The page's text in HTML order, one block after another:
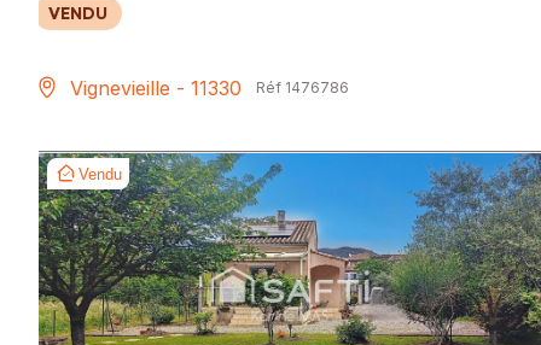
VENDU
Vignevieille - 11330 Réf 1476786
Vendu